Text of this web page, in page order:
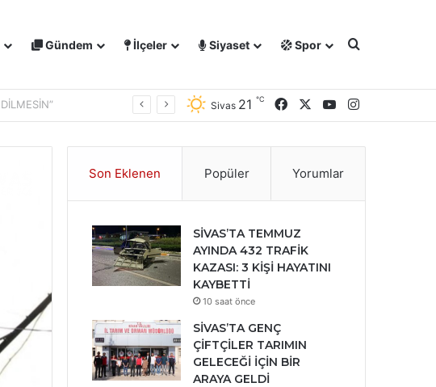
Gündem İlçeler Siyaset Spor Arama yap
Sivas 21 ℃ FacebookYouTubeInstagram
Son Eklenen Popüler Yorumlar
SİVAS’TA TEMMUZ
AYINDA 432 TRAFİK
KAZASI: 3 KİŞİ HAYATINI
KAYBETTİ
10 saat önce
SİVAS’TA GENÇ
ÇİFTÇİLER TARIMIN
GELECEĞİ İÇİN BİR
ARAYA GELDİ